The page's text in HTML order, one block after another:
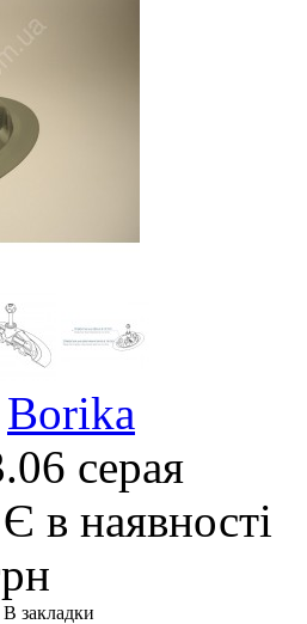
Borika
серая
Є в наявності
В закладки